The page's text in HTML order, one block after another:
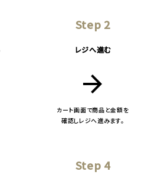
Step 2
レジへ進む
arrow_forward
カート画面で商品と金額を
確認しレジへ進みます。
Step 4